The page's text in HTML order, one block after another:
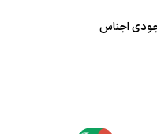
اجناس